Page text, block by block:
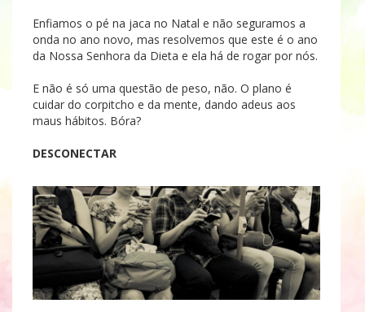
Enfiamos o pé na jaca no Natal e não seguramos a
onda no ano novo, mas resolvemos que este é o ano
da Nossa Senhora da Dieta e ela há de rogar por nós.
E não é só uma questão de peso, não. O plano é
cuidar do corpitcho e da mente, dando adeus aos
maus hábitos. Bóra?
DESCONECTAR